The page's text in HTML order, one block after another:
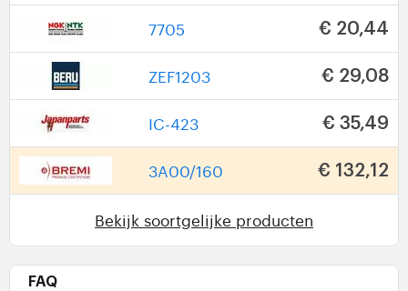
7705 € 20,44
ZEF1203 € 29,08
IC-423 € 35,49
3A00/160 € 132,12
Bekijk soortgelijke producten
FAQ